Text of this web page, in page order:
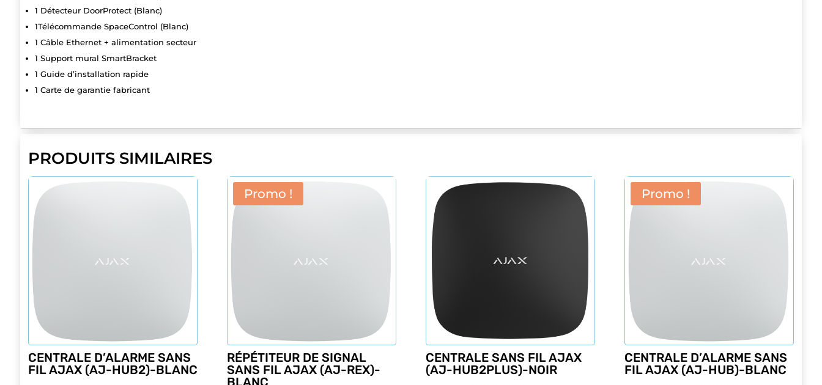
1 Détecteur DoorProtect (Blanc)
1Télécommande SpaceControl (Blanc)
1 Câble Ethernet + alimentation secteur
1 Support mural SmartBracket
1 Guide d’installation rapide
1 Carte de garantie fabricant
PRODUITS SIMILAIRES
CENTRALE D’ALARME SANS
FIL AJAX (AJ-HUB2)-BLANC
Promo !
RÉPÉTITEUR DE SIGNAL
SANS FIL AJAX (AJ-REX)-
CENTRALE SANS FIL AJAX
(AJ-HUB2PLUS)-NOIR
Promo !
CENTRALE D’ALARME SANS
FIL AJAX (AJ-HUB)-BLANC